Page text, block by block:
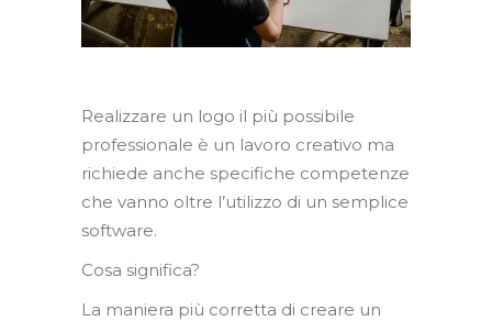
Realizzare un logo il più possibile
professionale è un lavoro creativo ma
richiede anche specifiche competenze
che vanno oltre l’utilizzo di un semplice
software.
Cosa significa?
La maniera più corretta di creare un